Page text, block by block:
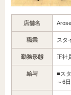
店舗名
職業 スタ
勤務形態 正社
給与
■ス
～6